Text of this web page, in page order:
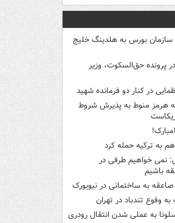
۳ روزه سازمان بورس به هلدینگ خلیج
پرونده حق‌السکوت، وزیر
در کنار دو فرمانده شهید
هرمز منوط به پذیرش شروط
به ترکیه حمله کرد
نمی خواهیم طرفی در
باشیم
به ساختمانی در نیویورک
وفوع تندباد در تهران
به عملی شدن انتقال رودری